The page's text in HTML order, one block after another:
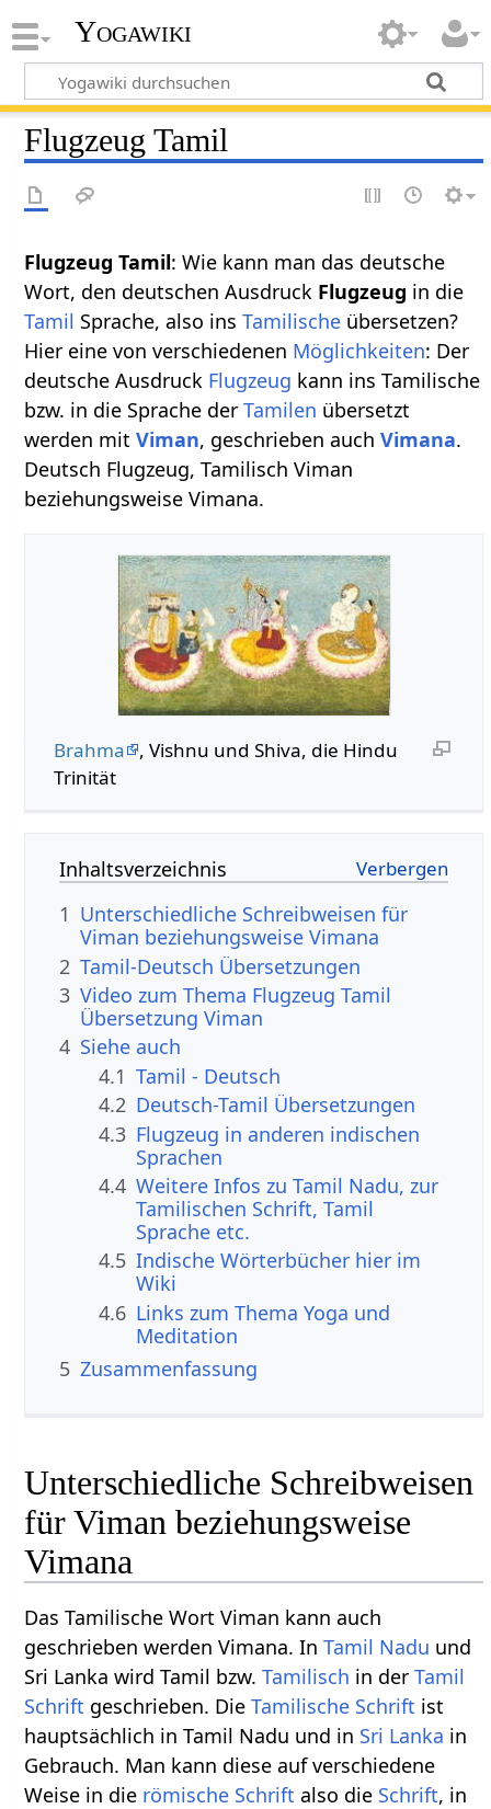
Yogawiki
Flugzeug Tamil
Flugzeug Tamil: Wie kann man das deutsche
Wort, den deutschen Ausdruck Flugzeug in die
Tamil Sprache, also insTamilische übersetzen?
Hier eine von verschiedenen Möglichkeiten: Der
deutsche Ausdruck Flugzeug kann ins Tamilische
bzw. in die Sprache derTamilen übersetzt
werden mitViman, geschrieben auchVimana.
Deutsch Flugzeug, Tamilisch Viman
beziehungsweise Vimana.
Brahma
, Vishnu und Shiva, die Hindu
Trinität
Inhaltsverzeichnis
1 Unterschiedliche Schreibweisen für
Viman beziehungsweise Vimana
2 Tamil-Deutsch Übersetzungen
3 Video zum Thema Flugzeug Tamil
Übersetzung Viman
4 Siehe auch
4.1 Tamil - Deutsch
4.2 Deutsch-Tamil Übersetzungen
4.3 Flugzeug in anderen indischen
Sprachen
4.4 Weitere Infos zu Tamil Nadu, zur
Tamilischen Schrift, Tamil
Sprache etc.
4.5 Indische Wörterbücher hier im
Wiki
4.6 Links zum Thema Yoga und
Meditation
5 Zusammenfassung
Unterschiedliche Schreibweisen
für Viman beziehungsweise
Vimana
Das Tamilische Wort Viman kann auch
geschrieben werden Vimana. InTamil Nadu und
Sri Lanka wird Tamil bzw.Tamilisch in derTamil
Schrift geschrieben. DieTamilische Schrift ist
hauptsächlich in Tamil Nadu und in Sri Lanka in
Gebrauch. Man kann diese auf verschiedene
Weise in die römische Schrift also die Schrift, in